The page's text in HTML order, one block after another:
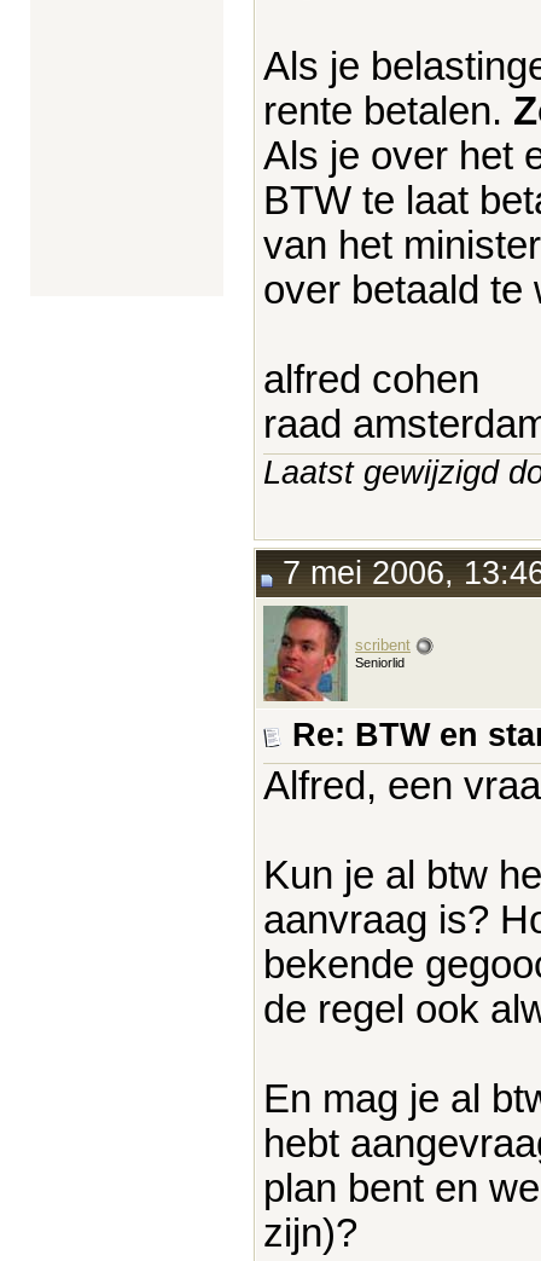
Als je
rente betalen.
Als je over het
BTW te laat
van het
over betaald te
alfred cohen
raad
Laatst gewijzigd
7 mei 2006,
scribent
Seniorlid
Re: BTW en
Alfred, een
Kun je al btw
aanvraag is?
bekende
de regel ook
En mag je al
hebt
plan bent en
zijn)?